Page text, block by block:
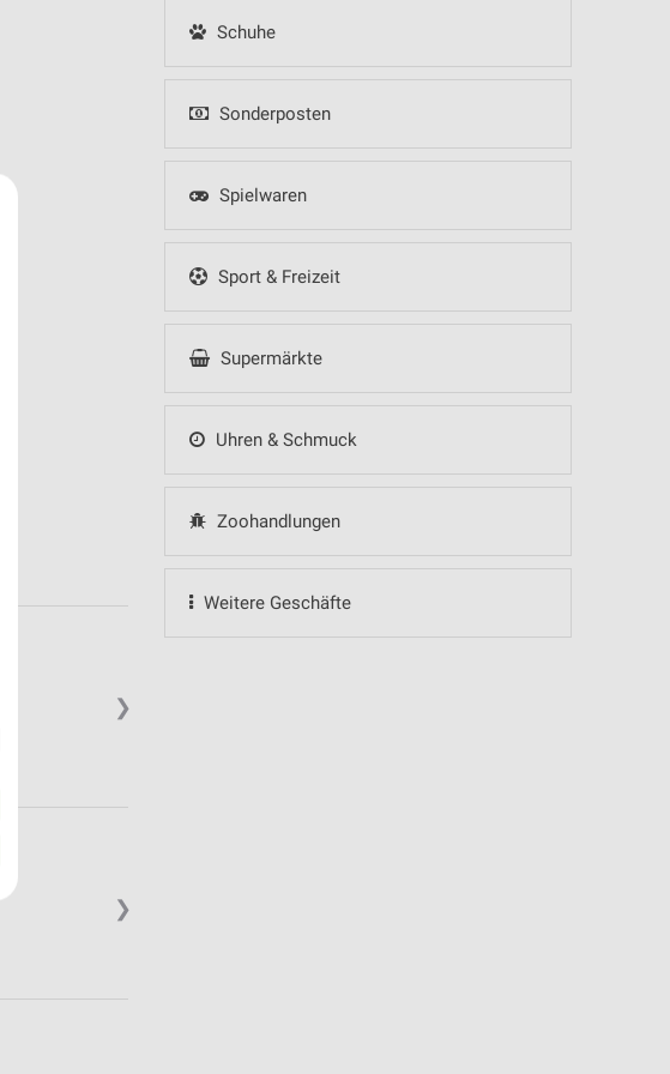
Schuhe
Sonderposten
Spielwaren
Sport & Freizeit
Supermärkte
Uhren & Schmuck
Zoohandlungen
Weitere Geschäfte
❯
❯